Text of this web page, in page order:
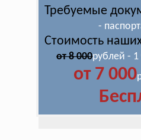
Требуемые
-
Стоимость
от 8 000рублей -
от 7 000